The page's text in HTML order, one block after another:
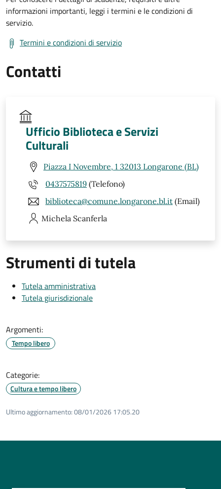
informazioni importanti, leggi i termini e le condizioni di
servizio.
Termini e condizioni di servizio
Contatti
Ufficio Biblioteca e Servizi
Culturali
Piazza I Novembre, 1 32013 Longarone (BL)
0437575819 (Telefono)
biblioteca@comune.longarone.bl.it (Email)
Michela Scanferla
Strumenti di tutela
Tutela amministrativa
Tutela giurisdizionale
Argomenti:
Tempo libero
Categorie:
Cultura e tempo libero
Ultimo aggiornamento:08/01/2026 17:05.20